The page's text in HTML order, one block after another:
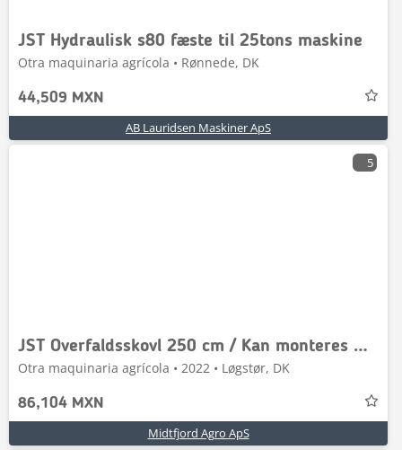
JST Hydraulisk s80 fæste til 25tons maskine
Otra maquinaria agrícola • Rønnede, DK
44,509 MXN
AB Lauridsen Maskiner ApS
5
JST Overfaldsskovl 250 cm / Kan monteres med VOLVO bes
Otra maquinaria agrícola • 2022 • Løgstør, DK
86,104 MXN
Midtfjord Agro ApS